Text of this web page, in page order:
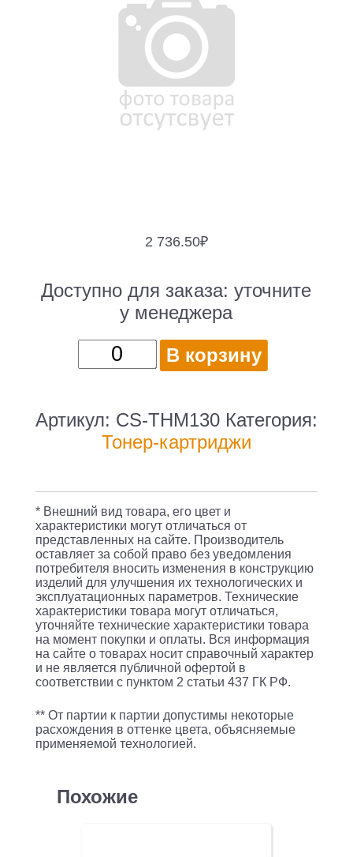
2 736.50₽
Доступно для заказа:уточните
у менеджера
Количество
товара
/
Cactus
/
-/
Картридж
лазерный
Cactus
CS-
THM130
THM130
черный
для
Катюша
В корзину
Артикул: CS-THM130 Категория:
Тонер-картриджи
* Внешний вид товара, его цвет и
характеристики могут отличаться от
представленных на сайте. Производитель
оставляет за собой право без уведомления
потребителя вносить изменения в конструкцию
изделий для улучшения их технологических и
эксплуатационных параметров. Технические
характеристики товара могут отличаться,
уточняйте технические характеристики товара
на момент покупки и оплаты. Вся информация
на сайте о товарах носит справочный характер
и не является публичной офертой в
соответствии с пунктом 2 статьи 437 ГК РФ.
** От партии к партии допустимы некоторые
расхождения в оттенке цвета, объясняемые
применяемой технологией.
Похожие